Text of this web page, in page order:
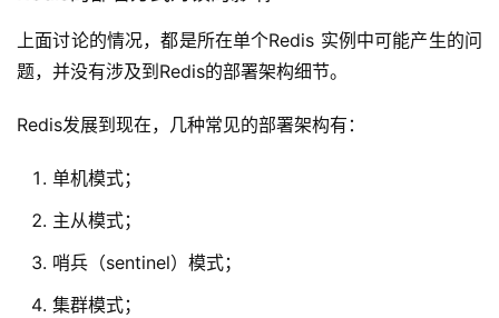
上面讨论的情况，都是所在单个Redis 实例中可能产生的问
题，并没有涉及到Redis的部署架构细节。
Redis发展到现在，几种常见的部署架构有：
单机模式；
主从模式；
哨兵（sentinel）模式；
集群模式；